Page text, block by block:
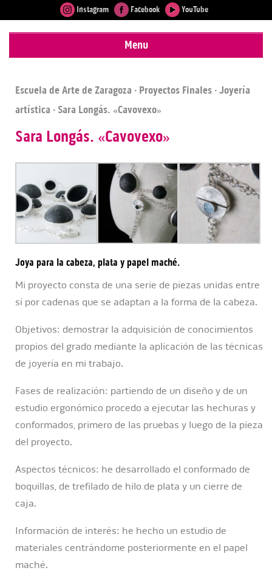
Instagram Facebook YouTube
Menu
Escuela de Arte de Zaragoza · Proyectos Finales ·Joyería
artística · Sara Longás. «Cavovexo»
Sara Longás. «Cavovexo»
Joya para la cabeza, plata y papel maché.
Mi proyecto consta de una serie de piezas unidas entre
sí por cadenas que se adaptan a la forma de la cabeza.
Objetivos: demostrar la adquisición de conocimientos
propios del grado mediante la aplicación de las técnicas
de joyería en mi trabajo.
Fases de realización: partiendo de un diseño y de un
estudio ergonómico procedo a ejecutar las hechuras y
conformados, primero de las pruebas y luego de la pieza
del proyecto.
Aspectos técnicos: he desarrollado el conformado de
boquillas, de trefilado de hilo de plata y un cierre de
caja.
Información de interés: he hecho un estudio de
materiales centrándome posteriormente en el papel
maché.